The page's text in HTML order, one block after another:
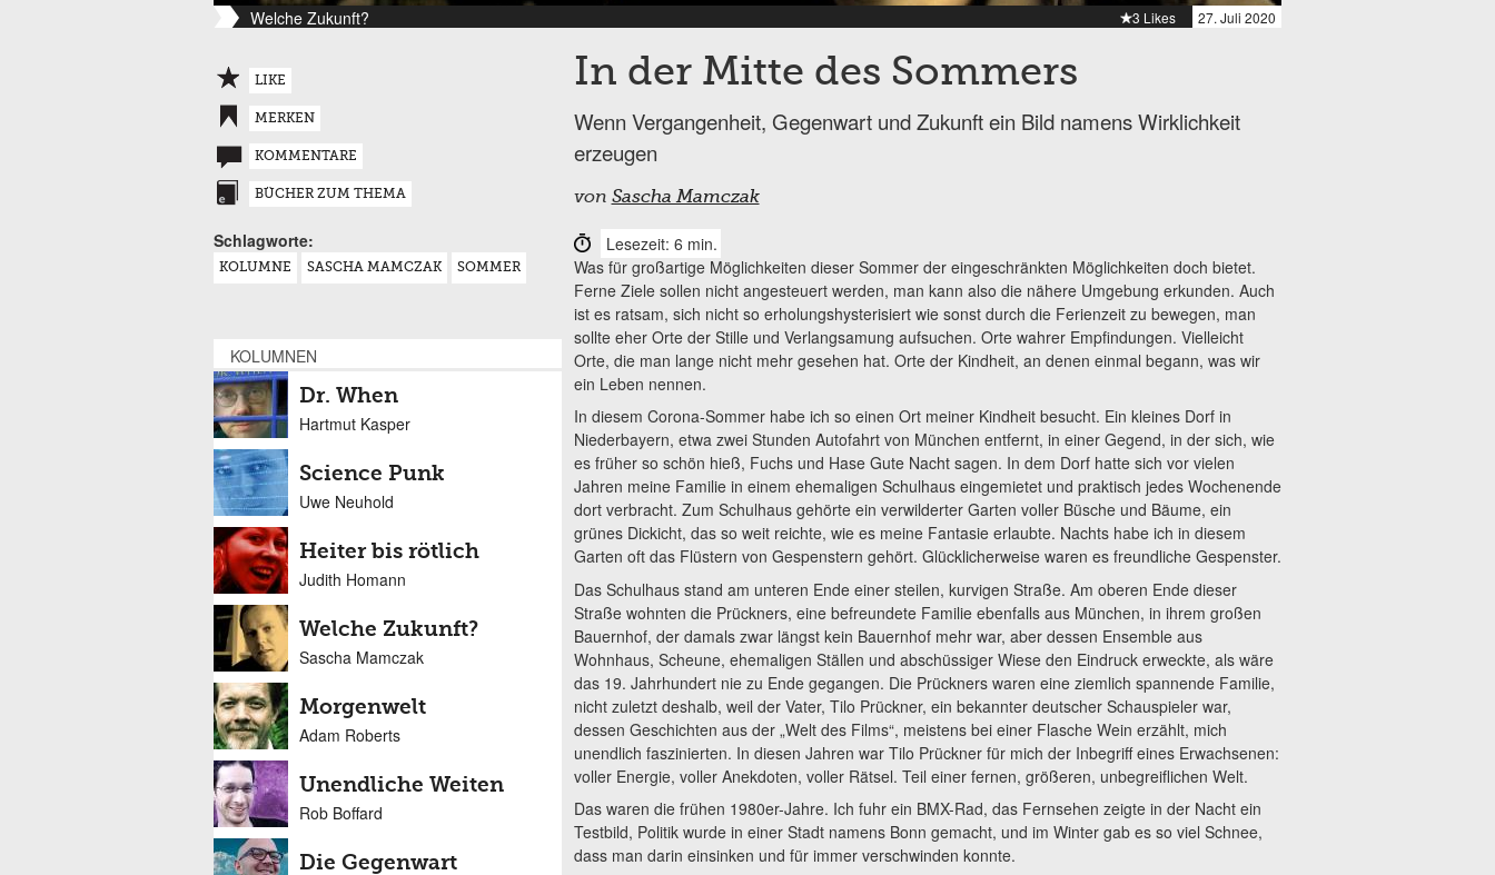
Welche Zukunft? 27. Juli 2020
3 Likes
In der Mitte des Sommers
Wenn Vergangenheit, Gegenwart und Zukunft ein Bild namens Wirklichkeit
erzeugen
von Sascha Mamczak
Lesezeit: 6 min.
Was für großartige Möglichkeiten dieser Sommer der eingeschränkten Möglichkeiten doch bietet.
Ferne Ziele sollen nicht angesteuert werden, man kann also die nähere Umgebung erkunden. Auch
ist es ratsam, sich nicht so erholungshysterisiert wie sonst durch die Ferienzeit zu bewegen, man
sollte eher Orte der Stille und Verlangsamung aufsuchen. Orte wahrer Empfindungen. Vielleicht
Orte, die man lange nicht mehr gesehen hat. Orte der Kindheit, an denen einmal begann, was wir
ein Leben nennen.
In diesem Corona-Sommer habe ich so einen Ort meiner Kindheit besucht. Ein kleines Dorf in
Niederbayern, etwa zwei Stunden Autofahrt von München entfernt, in einer Gegend, in der sich, wie
es früher so schön hieß, Fuchs und Hase Gute Nacht sagen. In dem Dorf hatte sich vor vielen
Jahren meine Familie in einem ehemaligen Schulhaus eingemietet und praktisch jedes Wochenende
dort verbracht. Zum Schulhaus gehörte ein verwilderter Garten voller Büsche und Bäume, ein
grünes Dickicht, das so weit reichte, wie es meine Fantasie erlaubte. Nachts habe ich in diesem
Garten oft das Flüstern von Gespenstern gehört. Glücklicherweise waren es freundliche Gespenster.
Das Schulhaus stand am unteren Ende einer steilen, kurvigen Straße. Am oberen Ende dieser
Straße wohnten die Prückners, eine befreundete Familie ebenfalls aus München, in ihrem großen
Bauernhof, der damals zwar längst kein Bauernhof mehr war, aber dessen Ensemble aus
Wohnhaus, Scheune, ehemaligen Ställen und abschüssiger Wiese den Eindruck erweckte, als wäre
das 19. Jahrhundert nie zu Ende gegangen. Die Prückners waren eine ziemlich spannende Familie,
nicht zuletzt deshalb, weil der Vater, Tilo Prückner, ein bekannter deutscher Schauspieler war,
dessen Geschichten aus der „Welt des Films“, meistens bei einer Flasche Wein erzählt, mich
unendlich faszinierten. In diesen Jahren war Tilo Prückner für mich der Inbegriff eines Erwachsenen:
voller Energie, voller Anekdoten, voller Rätsel. Teil einer fernen, größeren, unbegreiflichen Welt.
Das waren die frühen 1980er-Jahre. Ich fuhr ein BMX-Rad, das Fernsehen zeigte in der Nacht ein
Testbild, Politik wurde in einer Stadt namens Bonn gemacht, und im Winter gab es so viel Schnee,
dass man darin einsinken und für immer verschwinden konnte.
LIKE
MERKEN
KOMMENTARE
BÜCHER ZUM THEMA
Schlagworte:
KOLUMNE SASCHA MAMCZAK SOMMER
KOLUMNEN
Dr. When
Hartmut Kasper
Science Punk
Uwe Neuhold
Heiter bis rötlich
Judith Homann
Welche Zukunft?
Sascha Mamczak
Morgenwelt
Adam Roberts
Unendliche Weiten
Rob Boffard
Die Gegenwart